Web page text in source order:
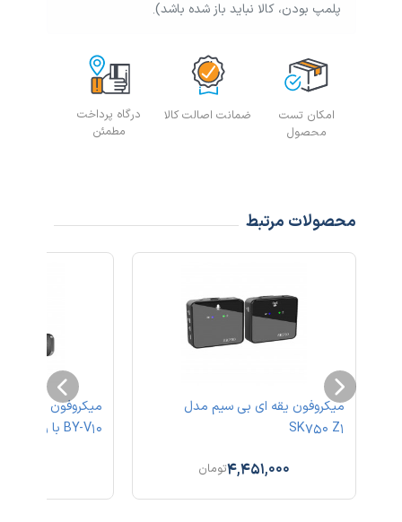
پلمپ بودن، کالا نباید باز شده باشد).
امکان تست
محصول
ضمانت اصالت کالا
درگاه پرداخت
مطمئن
محصولات مرتبط
میکروفون یقه ای بی سیم مدل
SK750 Z1
4,451,000تومان
میکروفون یقه ای
BY-V10 با رابط Type-C